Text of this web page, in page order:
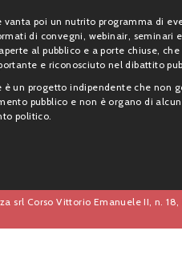
vanta poi un nutrito programma di
di convegni, webinair, seminari
al pubblico e a porte chiuse, che
e riconosciuto nel dibattito
è un progetto indipendente che non
pubblico e non è organo di
politico.
srl Corso Vittorio Emanuele II, n.